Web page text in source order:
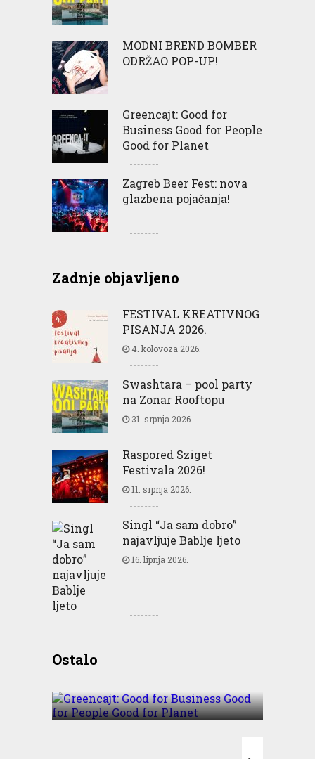
MODNI BREND BOMBER
ODRŽAO POP-UP!
Greencajt: Good for
Business Good for People
Good for Planet
Zagreb Beer Fest: nova
glazbena pojačanja!
Zadnje objavljeno
FESTIVAL KREATIVNOG
PISANJA 2026.
4. kolovoza 2026.
Swashtara – pool party
na Zonar Rooftopu
31. srpnja 2026.
Raspored Sziget
Festivala 2026!
11. srpnja 2026.
Singl “Ja sam dobro”
najavljuje Bablje ljeto
16. lipnja 2026.
OstaloBusiness Good for People